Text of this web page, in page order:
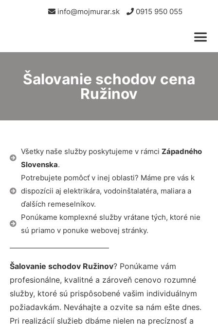
info@mojmurar.sk 0915 950 055
Šalovanie schodov cena
Ružinov
Všetky naše služby poskytujeme v rámci Západného
Slovenska.
Potrebujete pomôcť v inej oblasti? Máme pre vás k
dispozícii aj elektrikára, vodoinštalatéra, maliara a
ďalších remeselníkov.
Ponúkame komplexné služby vrátane tých, ktoré nie
sú priamo v ponuke webovej stránky.
Šalovanie schodov Ružinov? Ponúkame vám
profesionálne, kvalitné a zároveň cenovo rozumné
služby, ktoré sú prispôsobené vašim individuálnym
požiadavkám. Neváhajte a ozvite sa nám ešte dnes.
Pri realizácií služieb dbáme nielen na precíznosť a